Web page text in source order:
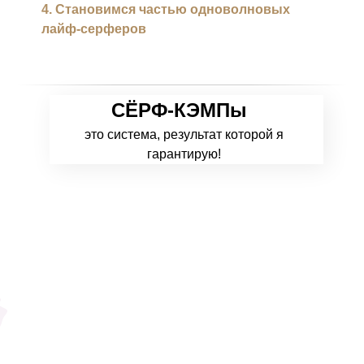
4. Становимся частью одноволновых
лайф-серферов
СЁРФ-КЭМПы
это система, результат которой я
гарантирую!